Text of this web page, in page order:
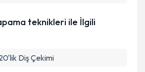
teknikleri ile İlgili
Diş Çekimi